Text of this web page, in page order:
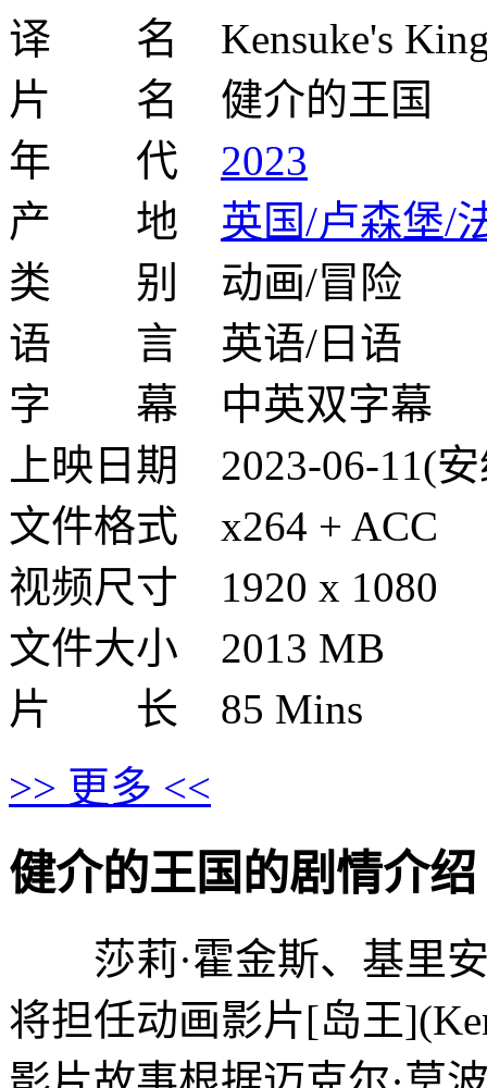
译 名 Kensuke's
片 名 健介的王国
年 代 2023
产 地 英国/卢森堡/
类 别 动画/冒险
语 言 英语/日语
字 幕 中英双字幕
上映日期 2023-06-11(
文件格式 x264 + ACC
视频尺寸 1920 x 1080
文件大小 2013 MB
片 长 85 Mins
>> 更多 <<
健介的王国的剧情介绍 ·
莎莉·霍金斯、基里安
将担任动画影片[岛王